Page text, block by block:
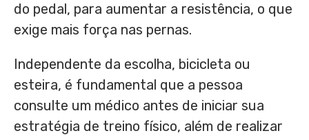
do pedal, para aumentar a resistência, o que
exige mais força nas pernas.
Independente da escolha, bicicleta ou
esteira, é fundamental que a pessoa
consulte um médico antes de iniciar sua
estratégia de treino físico, além de realizar